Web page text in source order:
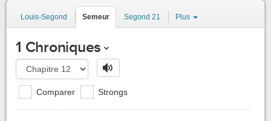
Louis-Segond Semeur Segond 21 Plus
1 Chroniques
Comparer Strongs